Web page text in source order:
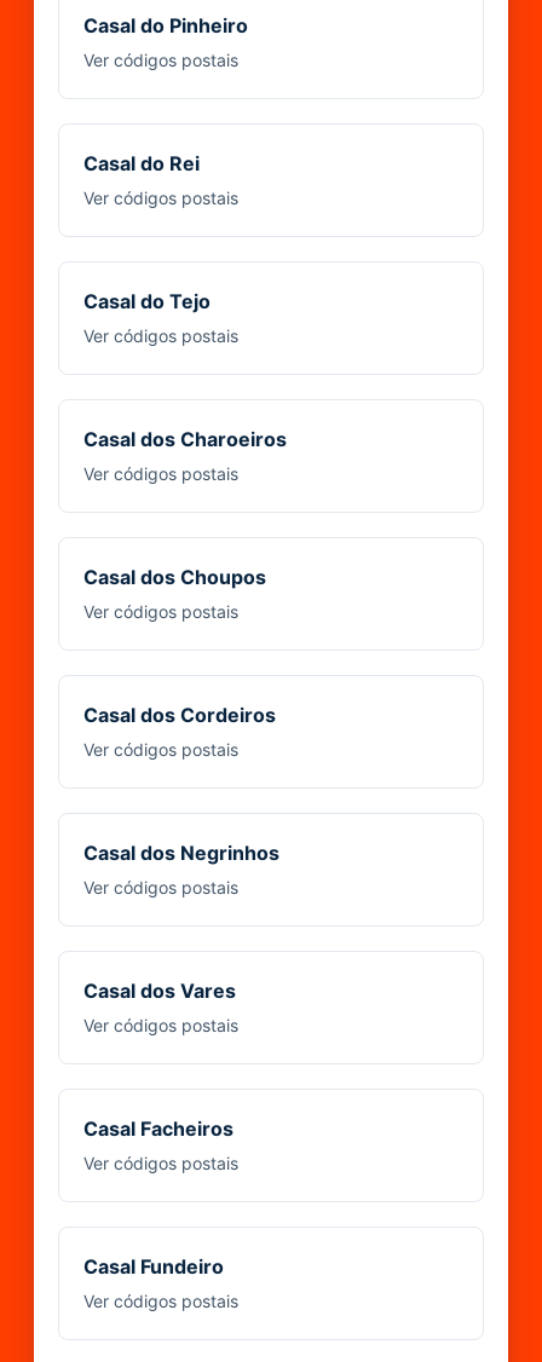
Casal do Pinheiro
Ver códigos postais
Casal do Rei
Ver códigos postais
Casal do Tejo
Ver códigos postais
Casal dos Charoeiros
Ver códigos postais
Casal dos Choupos
Ver códigos postais
Casal dos Cordeiros
Ver códigos postais
Casal dos Negrinhos
Ver códigos postais
Casal dos Vares
Ver códigos postais
Casal Facheiros
Ver códigos postais
Casal Fundeiro
Ver códigos postais